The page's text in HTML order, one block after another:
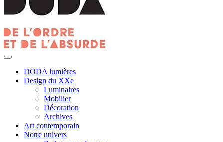
DODA lumières
Design du XXe
Luminaires
Mobilier
Décoration
Archives
Art contemporain
Notre univers